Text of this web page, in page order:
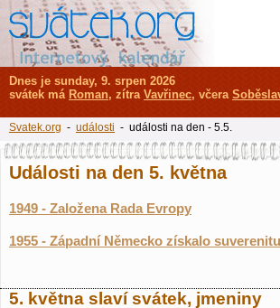
Události na den 5. května
1949 - Založena Rada Evropy
1955 - Západní Německo získalo
5. května slaví svátek, jmeniny
Dnes je sunday, 9. srpen 2026
svátek má Roman, zítra Vavřinec, včera
Svatek.org - události - události na den - 5.5.